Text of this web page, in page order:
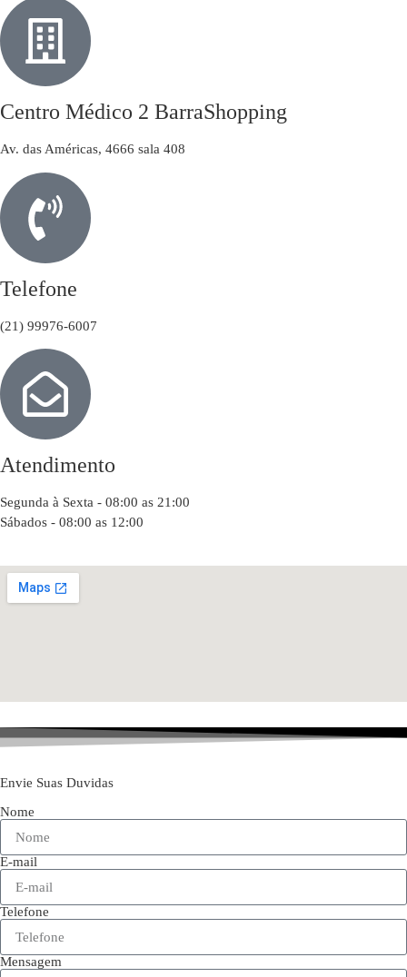
Centro Médico 2 BarraShopping​
Av. das Américas, 4666 sala 408
Telefone
(21) 99976-6007
Atendimento
Segunda à Sexta - 08:00 as 21:00
Sábados - 08:00 as 12:00
Envie Suas Duvidas
Nome
E-mail
Telefone
Mensagem